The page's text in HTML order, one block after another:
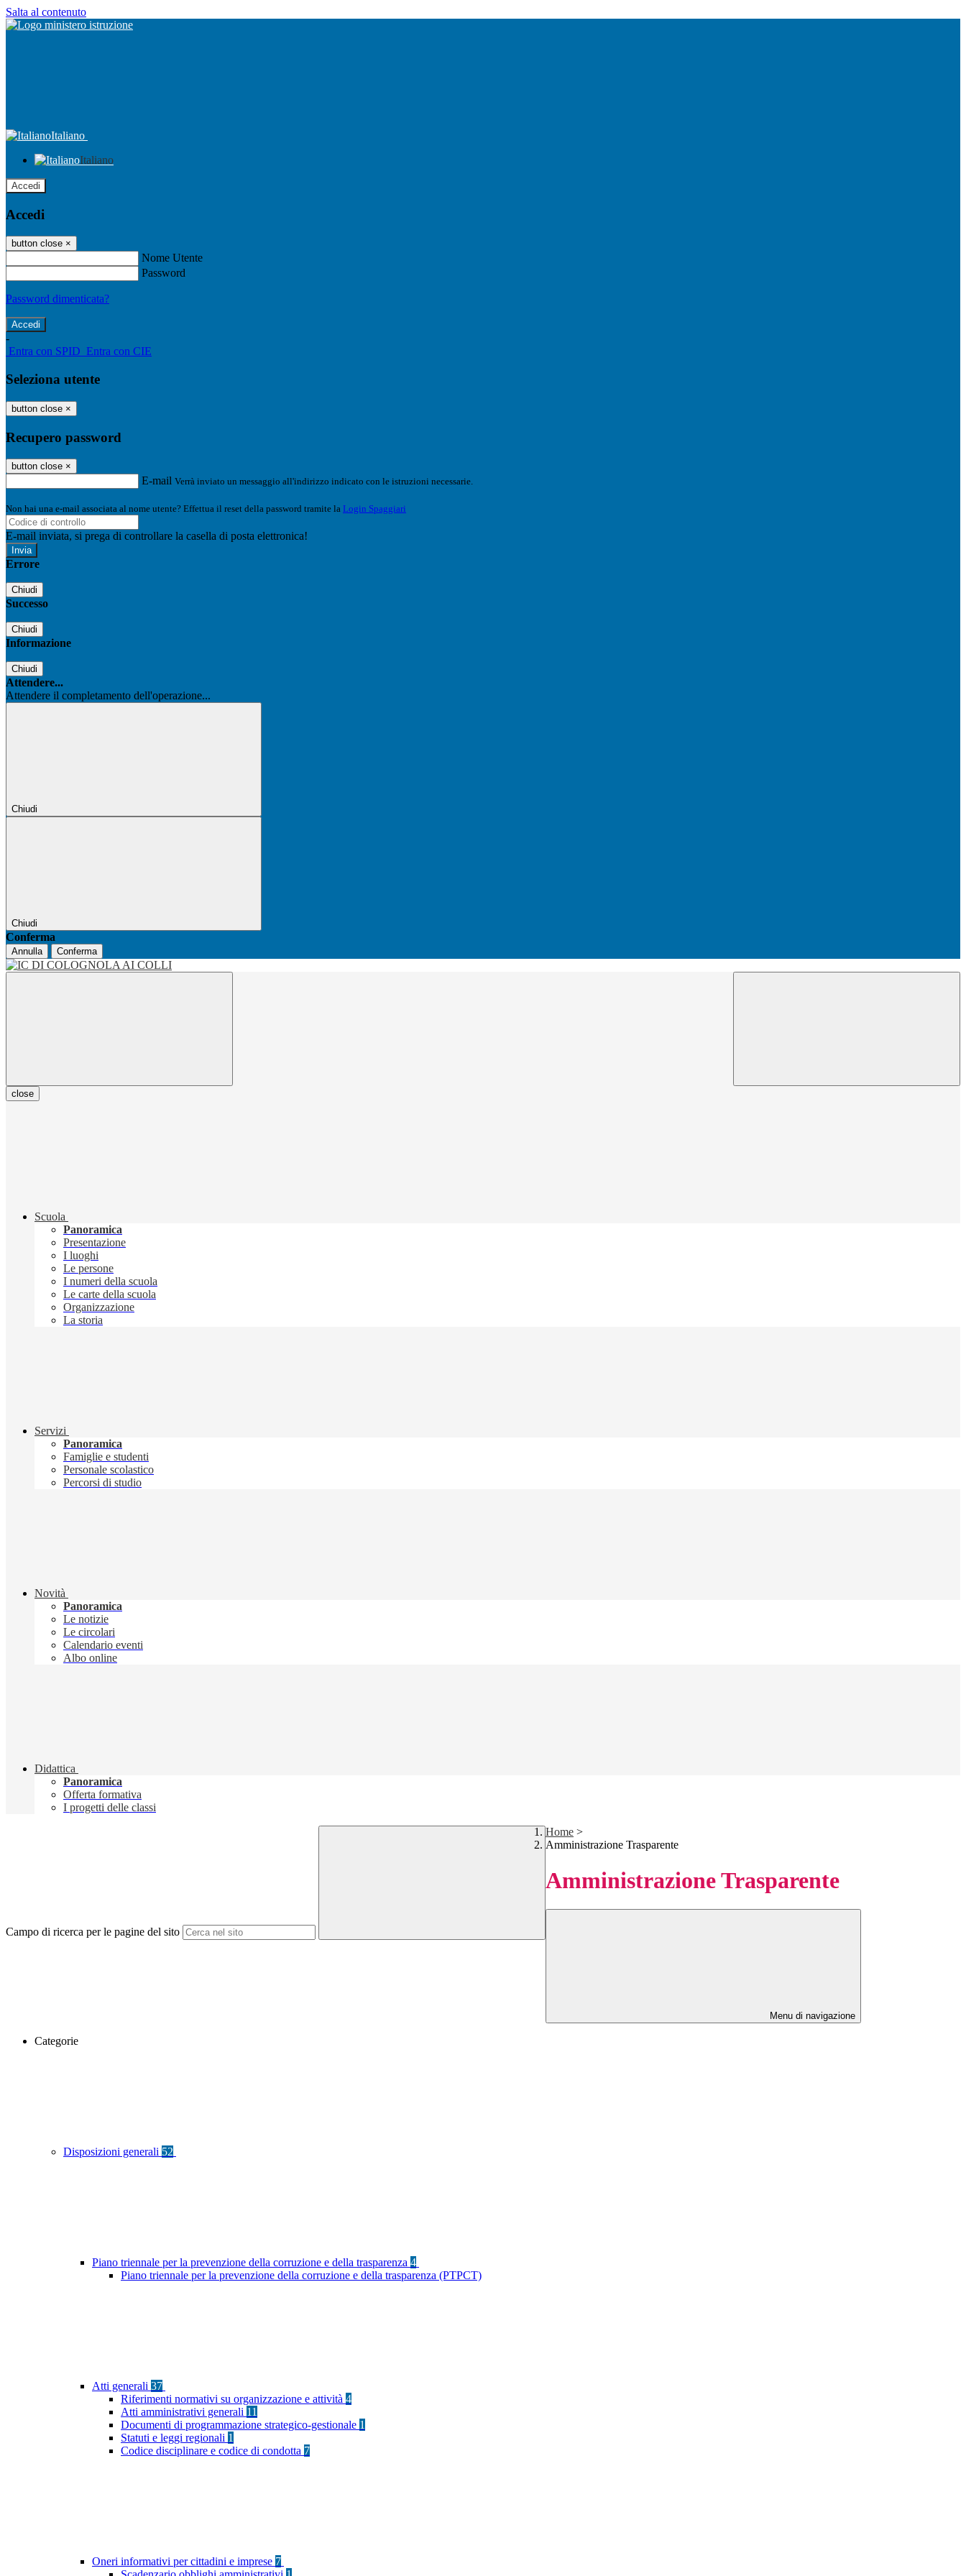
Salta al contenuto
Italiano
Italiano
Accedi
Accedi
button close ×
Nome Utente
Password
Password dimenticata?
-
Entra con SPID Entra con CIE
Seleziona utente
button close ×
Recupero password
button close ×
E-mail Verrà inviato un messaggio all'indirizzo indicato con le istruzioni necessarie.
Non hai una e-mail associata al nome utente? Effettua il reset della password tramite la Login Spaggiari
E-mail inviata, si prega di controllare la casella di posta elettronica!
Errore
Chiudi
Successo
Chiudi
Informazione
Chiudi
Attendere...
Attendere il completamento dell'operazione...
Chiudi
Chiudi
Conferma
Annulla Conferma
close
Scuola
Panoramica
Presentazione
I luoghi
Le persone
I numeri della scuola
Le carte della scuola
Organizzazione
La storia
Servizi
Panoramica
Famiglie e studenti
Personale scolastico
Percorsi di studio
Novità
Panoramica
Le notizie
Le circolari
Calendario eventi
Albo online
Didattica
Panoramica
Offerta formativa
I progetti delle classi
Campo di ricerca per le pagine del sito
Home >
Amministrazione Trasparente
Amministrazione Trasparente
Menu di navigazione
Categorie
Disposizioni generali 52
Piano triennale per la prevenzione della corruzione e della trasparenza 4
Piano triennale per la prevenzione della corruzione e della trasparenza (PTPCT)
Atti generali 37
Riferimenti normativi su organizzazione e attività 4
Atti amministrativi generali 11
Documenti di programmazione strategico-gestionale 1
Statuti e leggi regionali 1
Codice disciplinare e codice di condotta 7
Oneri informativi per cittadini e imprese 7